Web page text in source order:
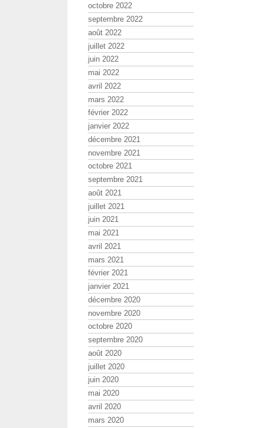
octobre 2022
septembre 2022
août 2022
juillet 2022
juin 2022
mai 2022
avril 2022
mars 2022
février 2022
janvier 2022
décembre 2021
novembre 2021
octobre 2021
septembre 2021
août 2021
juillet 2021
juin 2021
mai 2021
avril 2021
mars 2021
février 2021
janvier 2021
décembre 2020
novembre 2020
octobre 2020
septembre 2020
août 2020
juillet 2020
juin 2020
mai 2020
avril 2020
mars 2020